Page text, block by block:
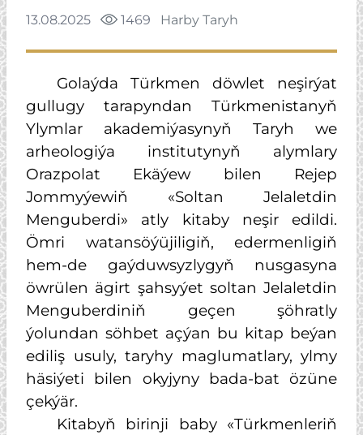
13.08.2025 1469 Harby Taryh
Golaýda Türkmen döwlet neşirýat
gullugy tarapyndan Türkmenistanyň
Ylymlar akademiýasynyň Taryh we
arheologiýa institutynyň alymlary
Orazpolat Ekäýew bilen Rejep
Jommyýewiň «Soltan Jelaletdin
Menguberdi» atly kitaby neşir edildi.
Ömri watansöýüjiligiň, edermenligiň
hem-de gaýduwsyzlygyň nusgasyna
öwrülen ägirt şahsyýet soltan Jelaletdin
Menguberdiniň geçen şöhratly
ýolundan söhbet açýan bu kitap beýan
ediliş usuly, taryhy maglumatlary, ylmy
häsiýeti bilen okyjyny bada-bat özüne
çekýär.
Kitabyň birinji baby «Türkmenleriň